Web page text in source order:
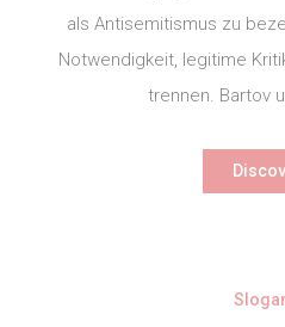
als Antisemitismus zu
Notwendigkeit, legitime
trennen. Bartov